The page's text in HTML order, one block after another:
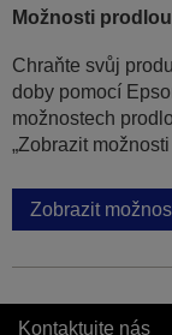
Možnosti
Chraňte svůj
doby pomocí
možnostech
„Zobrazit
Zobrazit
Kontaktujte nás